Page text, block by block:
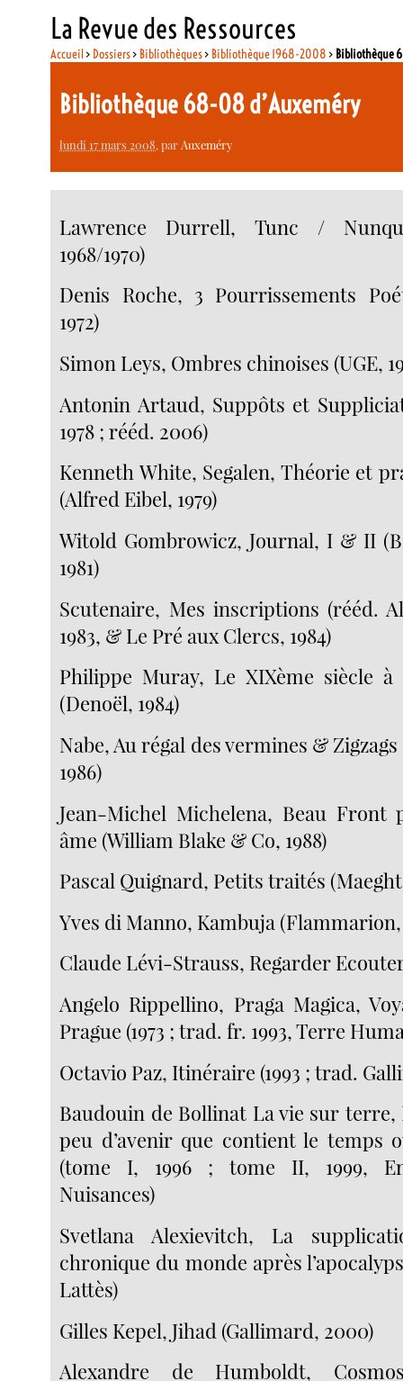
La Revue des Ressources
Accueil> Dossiers> Bibliothèques> Bibliothèque 1968-2008 > Bibliothèque
Bibliothèque 68-08 d’Auxeméry
lundi 17 mars 2008, parAuxeméry
Lawrence Durrell, Tunc /
1968/1970)
Denis Roche, 3 Pourrissements
1972)
Simon Leys, Ombres chinoises (UGE,
Antonin Artaud, Suppôts et
1978 ; rééd. 2006)
Kenneth White, Segalen, Théorie et
(Alfred Eibel, 1979)
Witold Gombrowicz, Journal, I & II
1981)
Scutenaire, Mes inscriptions (rééd.
1983, & Le Pré aux Clercs, 1984)
Philippe Muray, Le XIXème siècle à
(Denoël, 1984)
Nabe, Au régal des vermines &
1986)
Jean-Michel Michelena, Beau Front
âme (William Blake & Co, 1988)
Pascal Quignard, Petits traités
Yves di Manno, Kambuja (Flammarion,
Claude Lévi-Strauss, Regarder
Angelo Rippellino, Praga Magica,
Prague (1973 ; trad. fr. 1993, Terre
Octavio Paz, Itinéraire (1993 ; trad.
Baudouin de Bollinat La vie sur terre,
peu d’avenir que contient le temps
(tome I, 1996 ; tome II, 1999,
Nuisances)
Svetlana Alexievitch, La
chronique du monde après
Lattès)
Gilles Kepel, Jihad (Gallimard, 2000)
Alexandre de Humboldt,